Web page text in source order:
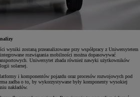
wyniki zostaną przeanalizowane przy współpracy z Uniwersytetem
rozwiązania mobilności można dopasowywać
Uniwersytet zbada również nawyki użytkowników
solarnej.
i komponentów pojazdu oraz procesów rozwojowych pod
zadba o to, by wykorzystywane były komponenty wysokiej
nakładów.